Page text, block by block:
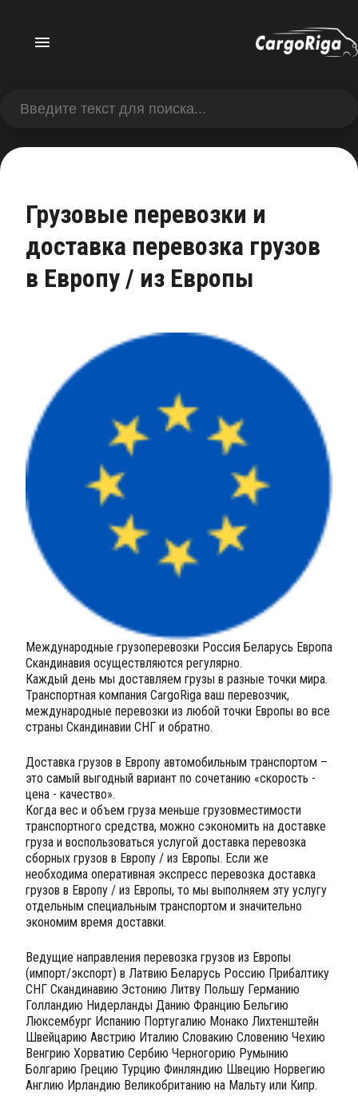
Грузовые перевозки и
доставка перевозка грузов
в Европу / из Европы
Международные грузоперевозки Россия Беларусь Европа
Скандинавия осуществляются регулярно.
Каждый день мы доставляем грузы в разные точки мира.
Транспортная компания CargoRiga ваш перевозчик,
международные перевозки из любой точки Европы во все
страны Скандинавии СНГ и обратно.
Доставка грузов в Европу автомобильным транспортом –
это самый выгодный вариант по сочетанию «скорость -
цена - качество».
Когда вес и объем груза меньше грузовместимости
транспортного средства, можно сэкономить на доставке
груза и воспользоваться услугой доставка перевозка
сборных грузов в Европу / из Европы. Если же
необходима оперативная экспресс перевозка доставка
грузов в Европу / из Европы, то мы выполняем эту услугу
отдельным специальным транспортом и значительно
экономим время доставки.
Ведущие направления перевозка грузов из Европы
(импорт/экспорт) в Латвию Беларусь Россию Прибалтику
СНГ Скандинавию Эстонию Литву Польшу Германию
Голландию Нидерланды Данию Францию Бельгию
Люксембург Испанию Португалию Монако Лихтенштейн
Швейцарию Австрию Италию Словакию Словению Чехию
Венгрию Хорватию Сербию Черногорию Румынию
Болгарию Грецию Турцию Финляндию Швецию Норвегию
Англию Ирландию Великобританию на Мальту или Кипр.